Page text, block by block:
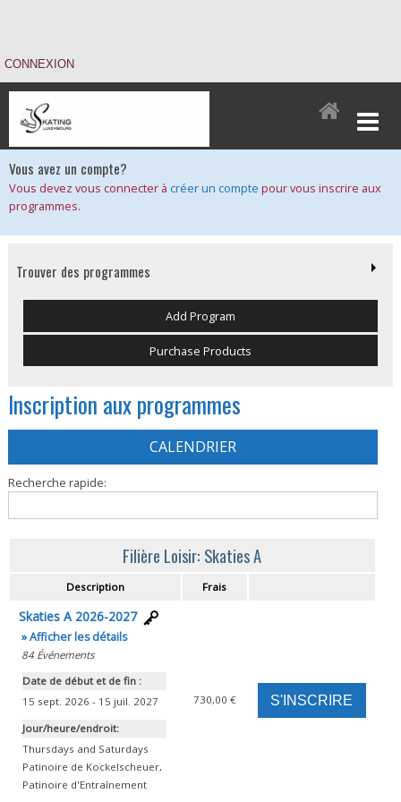
CONNEXION
Vous avez un compte?
Vous devez vous connecter à créer un compte pour vous inscrire aux
programmes.
Trouver des programmes
Add Program
Purchase Products
Inscription aux programmes
CALENDRIER
Recherche rapide:
Filière Loisir: Skaties A
Description Frais
Skaties A 2026-2027
» Afficher les détails
84 Événements
Date de début et defin :
15 sept. 2026 - 15 juil. 2027
Jour/heure/endroit:
Thursdays and Saturdays
Patinoire de Kockelscheuer,
Patinoire d'Entraînement
730,00 €